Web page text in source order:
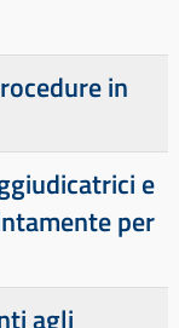
in
e
per
agli